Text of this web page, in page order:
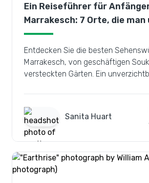
Ein Reiseführer für
Marrakesch: 7 Orte, die
besuchen sollte
Entdecken Sie die besten
Marrakesch, von geschäftigen
versteckten Gärten. Ein
Sanita Huart